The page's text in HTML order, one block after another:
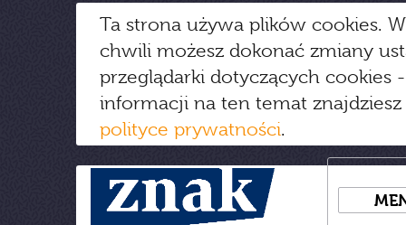
Ta strona używa plików cookies.
chwili możesz dokonać zmiany
przeglądarki dotyczących cookies
informacji na ten temat
polityce prywatności.